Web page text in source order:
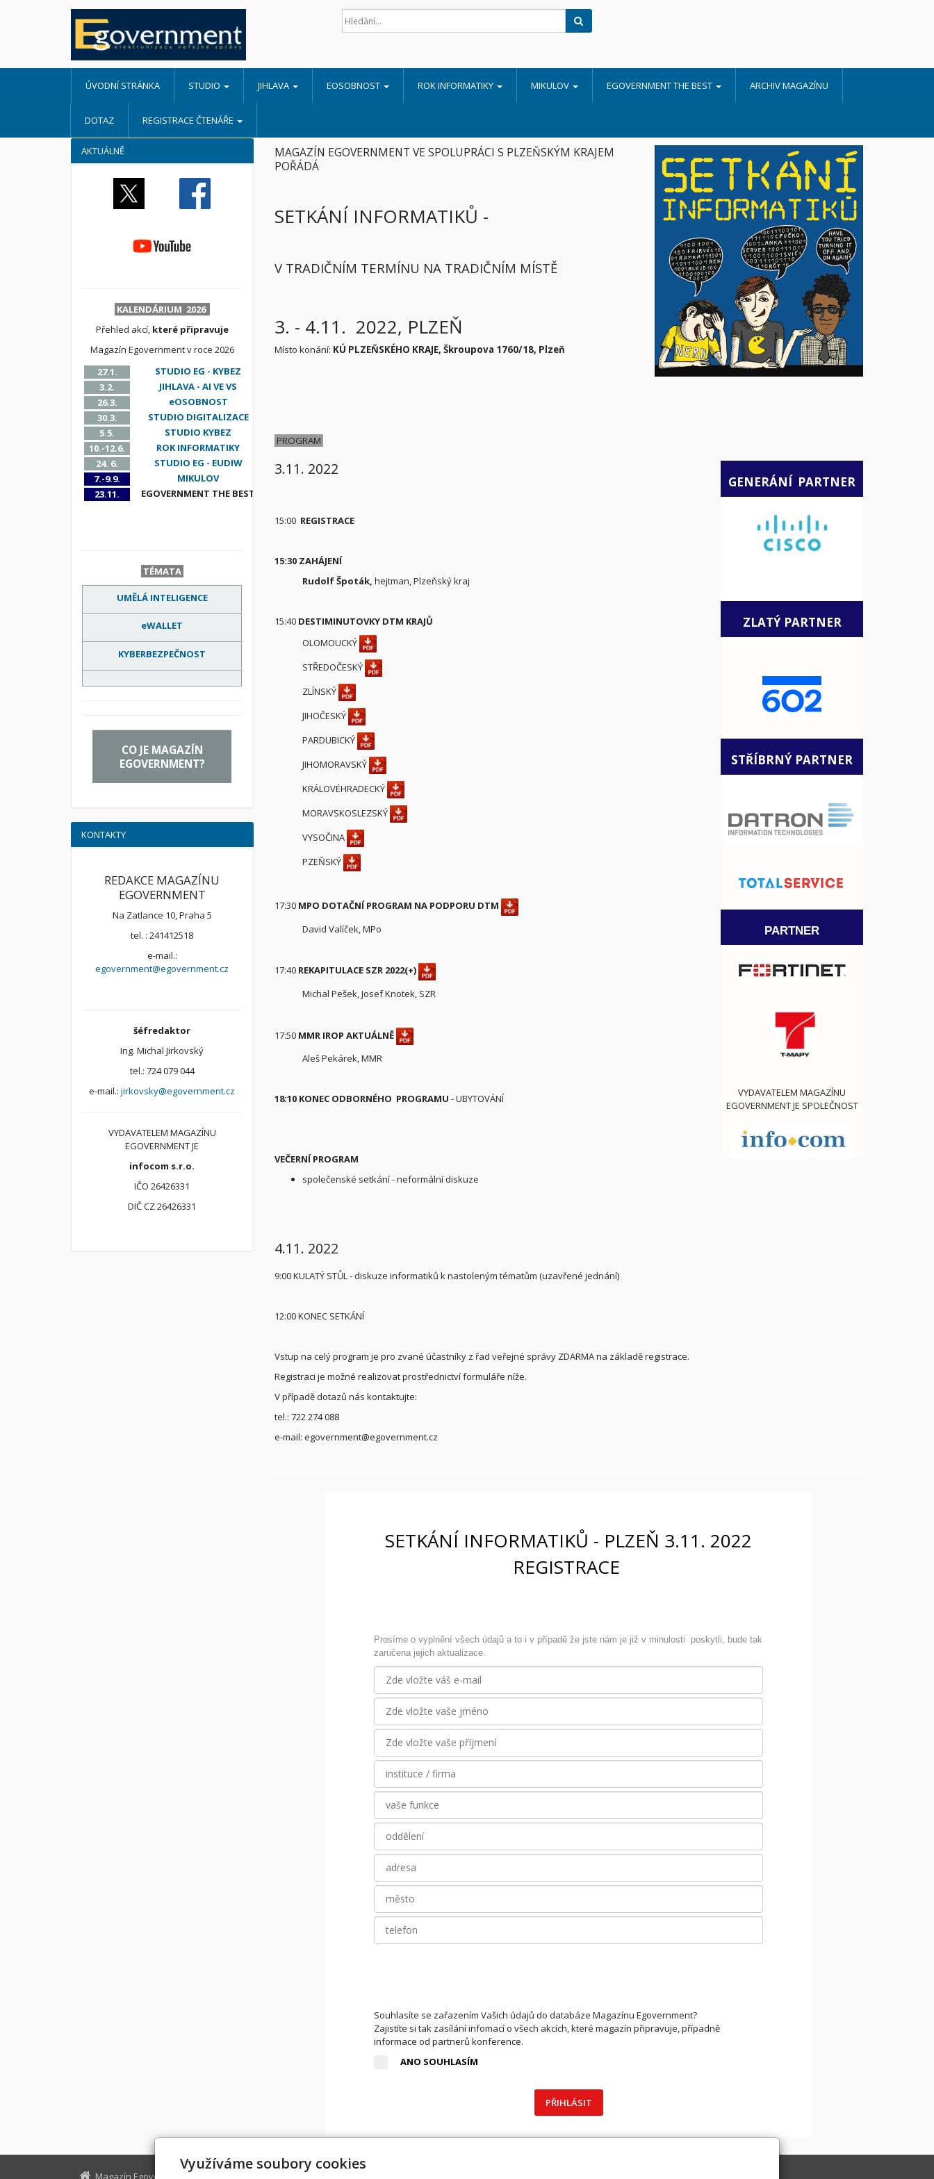
ÚVODNÍ STRÁNKA STUDIO JIHLAVA EOSOBNOST ROK INFORMATIKY MIKULOV EGOVERNMENT THE BEST ARCHIV MAGAZÍNU
DOTAZ REGISTRACE ČTENÁŘE
MAGAZÍN EGOVERNMENT VE SPOLUPRÁCI S PLZEŇSKÝM KRAJEM
POŘÁDÁ
SETKÁNÍ INFORMATIKŮ -
V TRADIČNÍM TERMÍNU NA TRADIČNÍM MÍSTĚ
3. - 4.11. 2022, PLZEŇ
Místo konání: KÚ PLZEŇSKÉHO KRAJE, Škroupova 1760/18, Plzeň
PROGRAM
GENERÁNÍ PARTNER
ZLATÝ PARTNER
STŘÍBRNÝ PARTNER
PARTNER
VYDAVATELEM MAGAZÍNU
EGOVERNMENT JE SPOLEČNOST
3.11. 2022
15:00 REGISTRACE
15:30 ZAHÁJENÍ
Rudolf Špoták, hejtman, Plzeňský kraj
15:40DESTIMINUTOVKY DTM KRAJŮ
OLOMOUCKÝ
STŘEDOČESKÝ
ZLÍNSKÝ
JIHOČESKÝ
PARDUBICKÝ
JIHOMORAVSKÝ
KRÁLOVÉHRADECKÝ
MORAVSKOSLEZSKÝ
VYSOČINA
PZEŇSKÝ
17:30MPO DOTAČNÍ PROGRAM NA PODPORU DTM
David Valíček, MPo
17:40 REKAPITULACE SZR 2022(+)
Michal Pešek, Josef Knotek, SZR
17:50 MMR IROP AKTUÁLNĚ
Aleš Pekárek, MMR
18:10 KONEC ODBORNÉHO PROGRAMU - UBYTOVÁNÍ
VEČERNÍ PROGRAM
společenské setkání - neformální diskuze
4.11. 2022
9:00 KULATÝ STŮL - diskuze informatiků k nastoleným tématům (uzavřené jednání)
12:00 KONEC SETKÁNÍ
Vstup na celý program je pro zvané účastníky z řad veřejné správy ZDARMA na základě registrace.
Registraci je možné realizovat prostřednictví formuláře níže.
V případě dotazů nás kontaktujte:
tel.: 722 274 088
e-mail: egovernment@egovernment.cz
SETKÁNÍ INFORMATIKŮ - PLZEŇ 3.11. 2022
REGISTRACE
Prosíme o vyplnění všech údajů a to i v případě že jste nám je již v minulosti poskytli, bude tak
zaručena jejich aktualizace.
Souhlasíte se zařazením Vašich údajů do databáze Magazínu Egovernment?
Zajistíte si tak zasílání infomací o všech akcích, které magazín připravuje, případně
informace od partnerů konference.
ANO SOUHLASÍM
PŘIHLÁSIT
AKTUÁLNĚ
KALENDÁRIUM 2026
Přehled akcí, které připravuje
Magazín Egovernment v roce 2026
27.1.
STUDIO EG - KYBEZ
3.2.
JIHLAVA - AI VE VS
26.3.
eOSOBNOST
30.3.
STUDIO DIGITALIZACE
5.5.
STUDIO KYBEZ
10.-12.6.
ROK INFORMATIKY
24. 6.
STUDIO EG - EUDIW
7.-9.9.
MIKULOV
23.11.
EGOVERNMENT THE BEST
TÉMATA
UMĚLÁ INTELIGENCE
eWALLET
KYBERBEZPEČNOST
CO JE MAGAZÍN
EGOVERNMENT?
KONTAKTY
REDAKCE MAGAZÍNU
EGOVERNMENT
Na Zatlance 10, Praha 5
tel. : 241412518
e-mail.:
egovernment@egovernment.cz
šéfredaktor
Ing. Michal Jirkovský
tel.: 724 079 044
e-mail.:jirkovsky@egovernment.cz
VYDAVATELEM MAGAZÍNU
EGOVERNMENT JE
infocom s.r.o.
IČO 26426331
DIČ CZ 26426331
Magazín Egovernment
Využíváme soubory cookies